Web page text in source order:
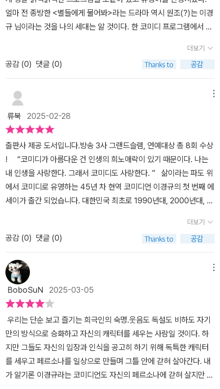
알지?📖유종의 미는 없다_ '많은 분들이 이야기합니다. 박수칠 때 떠
나라. 박수칠 때 왜 떠납니까? 한 사람이라도 박수를 안 칠때까지, 그
였다. 퇴직에 무슨 명예가 있나? 그냥 '퇴직'일 뿐이지. '명예'라는 말
의심가득한 눈초리.더 할 수 있고, 더 할 의지도 있는 사람의 사기를
득한 사람이었으니 내려 올 때에도 아마 혼자서도 알아서 잘 내려 올
않을까의 마음을 내밀어본다.​추천글의 명사가 대단하다. 다양한 분야
의 방송인 후배 하며, 동료들, 그리고 멋들어지게 잘난 삶을 살고있는
찐친들의 아주 긴 글들. 추천사가 또 이렇게 긴건 처음이다 싶었다. 책
뒤가 아니라 책장 앞에도 페이지를 차지하고있으니 아마 선배의 말이
긴 했지만 그의 책에 자신의 이름과 이야기가 들어간다는 것이 얼마
나 뿌듯한 일이었을까를 가늠해본다. 내가 이러한 멋진 어른을 알고
있고 함께 일 할 수 있었다는 것에 대한 자부심도 보였거든.​​방송인은
받으며 추대해주지만, 비방송인에게는 대단함이 아니라 익숙한 일상
임을 떠올려본다. 매일매일 출근과 퇴근을 반복했고, 경조사 며칠만
쉴 뿐 온갖 자연재해 속에서도 일단 출근을 해야하는게 직장인이며
어른들의 일과라는 점. 그래서 때론 얄밉기도 하지만 매일매일이 재
난경보같은 삶에서 휘둘리고 쓸려나가는 것 없이 인생의 반 이상을
해 온 그 자체로서 박수받고 존경받는 것에는 일말의 부정을 할 수 없
음을 느낀다. 쉬쉬하는 뒷담화보다 존경과 부러움을 더 받는 삶. 일단
이 것 만으로도 잘 난 사람인건 맞으니까, 아빠 친구가 술김에 하는 이
야기 반, 친구 딸래미 바라보며 하는 걱정어린 삶의 우려 반을 보탠 진
수식어보다 '진솔한 사람'이라는 수식어가 더 어울리는 누군가의 이야
기 <삶이라는 완벽한 농담>​​​​* 출판사에서 받은 책을 읽고 주관적으로
리뷰하였습니다.​
다. 그래서 요즘 모두 아이를 낳지 않고 개를 키우는 것 같다.동성고등
학교를 나닐 때 친구는 열심히 공부한 덕에 메가스터디회장이 되고
장고를 찾은 것 같다. 꼰대지만 후배가 해 주길 바라지 않고 손수 꼬꼬
면도 끓여서 후배에게 대접을 하는 수평적인 인성이 팬들이 좋아한
다. ​인기를 누리다 떠날 때는 모두 이렇게 말을 한다. 박수를 칠 때 떠
나야 한다고, 그러나 이경규씨는 박수를 칠 때 왜 떠나느냐고 한 사람
제 쉬어도 되지만 쉬는 것은 죽은 것으로 늘 일을 가까이 하는 것이 최
선이라는 저자에게 올해의 봄이 빨리 와 대지의 온도를 높여 주고 싶
다. 감사합니다. (제네시스 드림)
고 편하고 그저 좋은 사람일거라고 생각했는데 나의 오만한 편견이었
다. 무진장 애쓰고 노력하고 시도하는 사람. 그는 그런 사람이었다. 꼰
했지만 쓸데없이 남을 힘들게 하거나 곤란하게 하지는 않았다. 얼마
나 삶을 치열하게 매순간 최선을 다해 살아왔으면 그렇게 될 수 있을
까? 나도 누군가에게 어떤 사람으로 보여질지, 나는 어떤 사람이 되
고 싶은지 요즘 생각이 많았는데 이 책을 읽으며 좀 더 나다운 것에 집
중을 해보는 것이 좋겠다는 생각이 들었다. 그리고 누군가는 굳이 왜
그렇게해야 하냐고 말하겠지만 무슨 이유이든 무엇 때문이든간에 매
순간 최선을 다해 열심히 내 삶을 살아내야겠다고 생각이 들었다. 책
과 텔레비전 속 그의 모습처럼 말이다.
을 감쪽같이 속이는 <몰래카메라>, 지금은 당연한 것이지만 예전엔
잘 지켜지지 않았던 정지선을 지키기를 널리 알린 교통안전지킴이 <
양심냉장고>, 월드컵 시즌이면 꼭 나왔던 축구에 진심인 <이경규가
간다>, 낚시라는 호불호가 갈리는 소재에 인생을 담은 <도시 어부>
까지..그의 이름을 걸고 내세워 대박이 난 프로그램이 셀 수 없이 많이
패로 인한 고배를 마시기도 했다.그럼에도 불구하고 그는 다양한 시
도를 하며 실패를 두려워하지 않고 수많은 고민과 도전을 통해 앞으
로 나아갈 방향을 찾는 것은 아마도 연예대상을 받고 수상소감으로
말한 서산대사의 [답설]이라는 선시가 그에 대해 말해주고 있는 것 같
다.선례를 찾지 말고 나 자신이 성공사례가 되자'눈 덮인 길을 걸어갈
때, 함부로 어지럽게 걷지 마라. 오늘 내가 밟고 가는 이 발자국은 뒷
사람의 이정표가 되리라.'-P.97​소확행보다는 대확행, 이왕이면 제대
로 행복해야 한다는 말.엄마가 싸준 도시락이 맛있다면 소확행이지
다.행복은 어떠한 행위를 통해 얻는 것이 아니라 내가 살아있고, 사랑
하는 이들과 함께하는 것만으로도 확실한 행복이라는 것이다.너무 많
은 것을 재고 따지고 쫓는 것이 아닌 나라는 존재를 소중히 하며 살아
간다면 인생은 참 행복하지 않을까.무심한 듯 툭툭 내뱉는 말처럼 보
이지만, 그 속에 다정함이 있고, 배려심이 묻어 나오는 것이 그가 롱런
하는 이유이지 않을까?​박수 칠 때 왜 떠납니까?한 사람이라도 박수
를 안 칠 때까지. 그때까지 활동하겠습니다.-P.215
얼마 전 종방한 <별들에게 물어봐>라는 드라마 역시 원조(?)는 이경
규 님이라는 것을 나의 세대는 알 것이다. 한 코미디 프로그램에서 선
때부터 나는 드라마의 인기 출연진보다 이경규 님이 했던 이 유행어
의 억양하고 그 특유의 표정이 떠올랐던게 사실이다. 그 정도로 나에
게 있어 이경규 님은 확실히 지금 세대와는 다른 느낌이다. 박수 칠 때
왜 떠나야 하냐고 되묻지만 시청률이 나오지 않으면 폐지도 한 방법
이라는 명쾌한 답변도 하시고 또 모두까기의 원조 같지만 자신이 까
이는 것에도 재치있게 대응하는 천상 코미디언이구나 싶은 생각을 하
게 만든다.이런 이경규 님이 벌써 45년 차 현역 코미디언이라는 점이
놀랍기도 했고 그 와중에 이번에 쓰신 책 『삶이라는 완벽한 농담』이
첫 번째 에세이라는 점에 더욱 놀라게 된다. 누군가를 웃기는 사람이
라고 여겨지는 희극인, 하지만 스스로가 웃긴 사람이 되진 않았던 분
이라고 생각한다. 섣불리 누군가를 비하하지도 않았던 것 같다. 무려
MBC 공채 1기 개그맨으로서 데뷔 이후 코미디언이라는 자리에만 머
물러 있지 않고 누구보다 트렌드에 빠르게 대응했고 또 스스로 연구
하기를 마다하지 않았던 인물이라 지금까지 소위 말하는 롱런을 할
인생은 물론 인간 이경규의 다양한 이야기를 만나볼 수 있는데 이 한
권에 이경규 님의 모든 이야기를 담아낼 수 없었겠지만 그의 인생 희
노애락 이모저모를 만나볼 수 있었던 점은 상당히 고무적이라 생각한
다. 예전에는 코미디 속에서도 메시지가 있었던것 같다. 그저 재미로
만 머물지 않고 사회 풍자적인 면모도 많아 보면서도 왠지 통쾌한 것
이 있었던게 사실이다. 그런 세대를 살아서인지 요즘의 자극적인 코
미디를 보면 더 코미디를 보지 않게 되는 부분도 있다. 이렇듯 그동안
의 삶과 앞으로도 계속될 도전과 모험에 대한 이야기는 여전히 열정
을 갖고 삶을 살아가는 45년 차 코미디언 이경규 님이 전하는 인생
더보기
공감 (0) 댓글 (0)
류북 2025-02-28
출판사 제공 도서입니다.방송 3사 그랜드슬램, 연예대상 총 8회 수상
! “코미디가 아름다운 건 인생의 희노애락이 있기 때문이다. 나는
내 인생을 사랑한다. 그래서 코미디도 사랑한다. ” 삶이라는 파도 위
에서 코미디로 유영하는 45년 차 현역 코미디언 이경규의 첫 번째 에
세이가 출간 되었습니다. 대한민국 최초로 1990년대, 2000년대, 2
역 예능인으로 활발한 활동을 이어가며 많은 후배들의 귀감과 영감이
되며 예능대부로 불리우는 이경규의 첫 에세이 《삶이라는 완벽한 농
담》이 쌤앤파커스에서 출간되었습니다. 좋은 기회가 되어 첫 독자가
되었습니다. 한 분야에서 한결같이 오랜 시간을 계속 일에 전념해온
삶과 일에 대한 이야기 기대가 됩니다. “잘해서 오래 하는 게 아니
라 오래 하는 사람이 잘하는 것이다.” 저자가 데뷔 이래로 지금까지
단단히 자리를 지킬 수 있었던 건 선후배를 가리지 않고 배울 점은 배
우는 수평적인 자세, 한번 시작한 녹화는 심근경색이 와도 견디며 끝
까지 마치고야 마는 업에 대한 사명감, 그리고 새로운 도전 앞에서 망
설이지 않은 용기 덕분이라고 했습니다. 1981년, 흑백TV와 컬러TV
의 경계에서 데뷔한 그는 한국 예능의 산증인입니다. 콩트 코미디에
서 버라이어티로, 아날로그에서 디지털로, 지상파에서 OTT와 유튜
더보기
공감 (0) 댓글 (0)
BoboSuN 2025-03-05
우리는 단순 보고 즐기는 희극인의 숙명.웃음도 독설도 비하도 자기
만의 방식으로 승화하고 자신의 캐릭터를 세우는 사람일 것이다. 하
지만 그들도 자신의 입장과 인식을 공고히 하기 위해 독특한 캐릭터
를 세우고 페르소나를 일상으로 만들며 그틀 안에 갇혀 살아간다. 내
가 알기론 이경규라는 코미디언도 자신의 페르소나에 갇혀 살지만 그